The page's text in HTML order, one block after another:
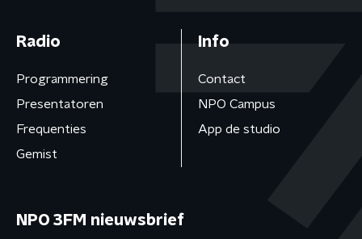
Radio
Programmering
Presentatoren
Frequenties
Gemist
Info
Contact
NPO Campus
App de studio
NPO 3FM nieuwsbrief